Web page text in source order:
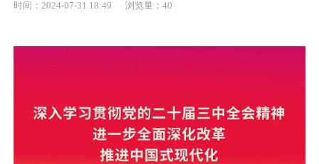
时间：2024-07-31 18:49 浏览量： 40